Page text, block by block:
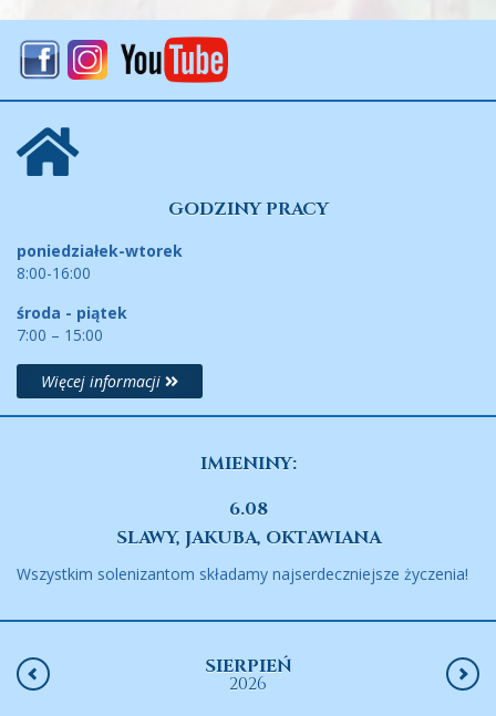
GODZINY PRACY
poniedziałek-wtorek
8:00-16:00
środa - piątek
7:00 – 15:00
Więcej informacji
IMIENINY:
6.08
SLAWY, JAKUBA, OKTAWIANA
Wszystkim solenizantom składamy najserdeczniejsze życzenia!
SIERPIEŃ
2026